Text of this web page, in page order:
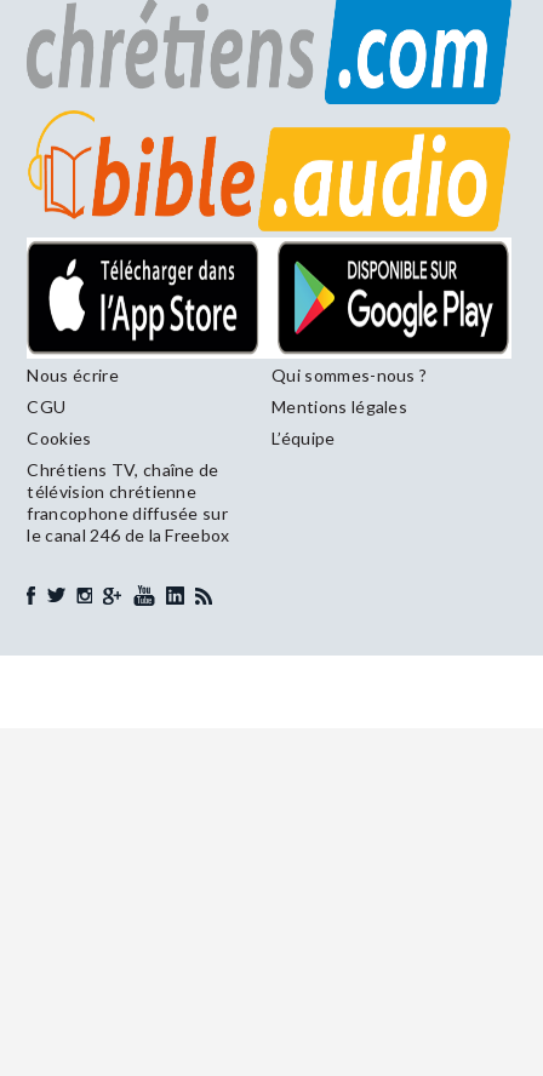
Nous écrire
Qui sommes-nous ?
CGU
Mentions légales
Cookies
L’équipe
Chrétiens TV, chaîne de
télévision chrétienne
francophone diffusée sur
le canal 246 de la Freebox